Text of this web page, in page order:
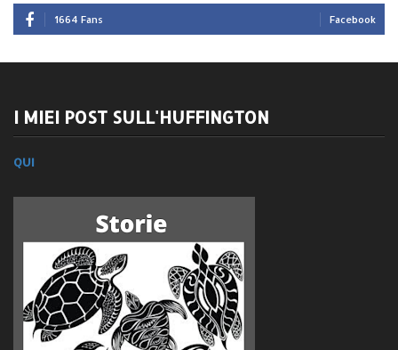
1664 Fans Facebook
I MIEI POST SULL'HUFFINGTON
QUI